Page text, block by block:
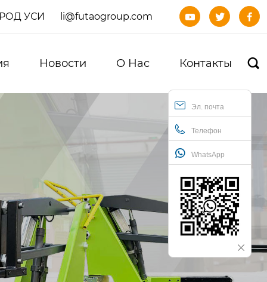
УСИ li@futaogroup.com   
Новости О Нас Контакты 
Эл. почта
Телефон
WhatsApp